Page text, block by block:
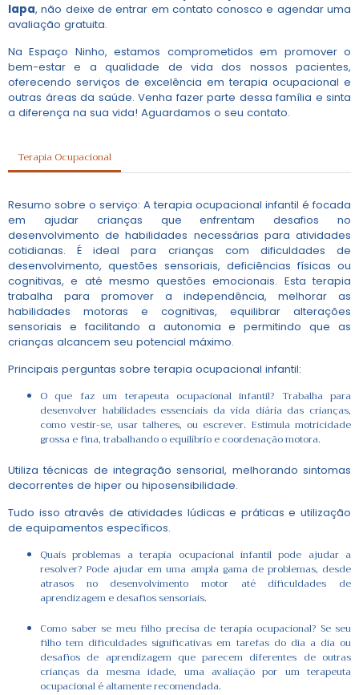
lapa, não deixe de entrar em contato conosco e agendar uma
avaliação gratuita.
Na Espaço Ninho, estamos comprometidos em promover o
bem-estar e a qualidade de vida dos nossos pacientes,
oferecendo serviços de excelência em terapia ocupacional e
outras áreas da saúde. Venha fazer parte dessa família e sinta
a diferença na sua vida! Aguardamos o seu contato.
Terapia Ocupacional
Resumo sobre o serviço: A terapia ocupacional infantil é focada
em ajudar crianças que enfrentam desafios no
desenvolvimento de habilidades necessárias para atividades
cotidianas. É ideal para crianças com dificuldades de
desenvolvimento, questões sensoriais, deficiências físicas ou
cognitivas, e até mesmo questões emocionais. Esta terapia
trabalha para promover a independência, melhorar as
habilidades motoras e cognitivas, equilibrar alterações
sensoriais e facilitando a autonomia e permitindo que as
crianças alcancem seu potencial máximo.
Principais perguntas sobre terapia ocupacional infantil:
O que faz um terapeuta ocupacional infantil? Trabalha para
desenvolver habilidades essenciais da vida diária das crianças,
como vestir-se, usar talheres, ou escrever. Estimula motricidade
grossa e fina, trabalhando o equilíbrio e coordenação motora.
Utiliza técnicas de integração sensorial, melhorando sintomas
decorrentes de hiper ou hiposensibilidade.
Tudo isso através de atividades lúdicas e práticas e utilização
de equipamentos específicos.
Quais problemas a terapia ocupacional infantil pode ajudar a
resolver? Pode ajudar em uma ampla gama de problemas, desde
atrasos no desenvolvimento motor até dificuldades de
aprendizagem e desafios sensoriais.
Como saber se meu filho precisa de terapia ocupacional? Se seu
filho tem dificuldades significativas em tarefas do dia a dia ou
desafios de aprendizagem que parecem diferentes de outras
crianças da mesma idade, uma avaliação por um terapeuta
ocupacional é altamente recomendada.